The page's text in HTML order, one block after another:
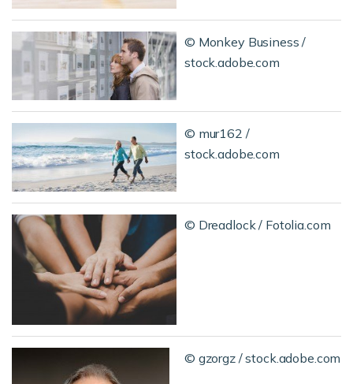
© Monkey Business /
stock.adobe.com
© mur162 /
stock.adobe.com
© Dreadlock / Fotolia.com
© gzorgz / stock.adobe.com